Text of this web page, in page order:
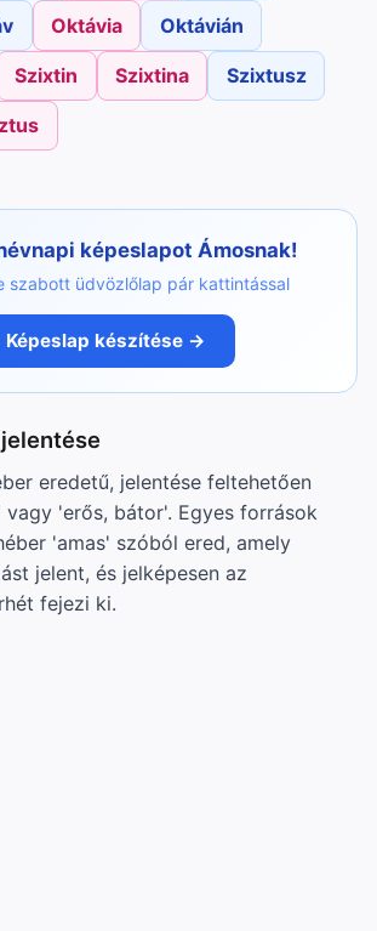
Oktávia Oktávián
Szixtin Szixtina Szixtusz
képeslapot Ámosnak!
szabott üdvözlőlap pár kattintással
Képeslap készítése →
eredetű, jelentése feltehetően
'erős, bátor'. Egyes források
'amas' szóból ered, amely
jelent, és jelképesen az
fejezi ki.